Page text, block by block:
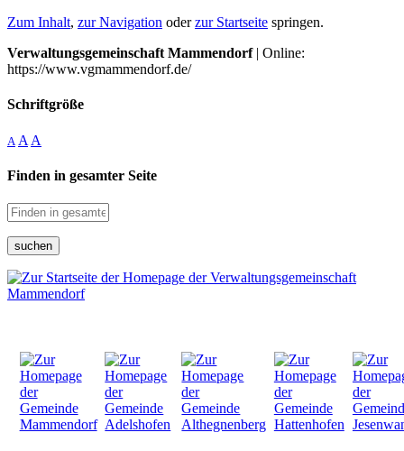
Zum Inhalt, zur Navigation oderzur Startseite springen.
Verwaltungsgemeinschaft Mammendorf| Online:
https://www.vgmammendorf.de/
Schriftgröße
A A A
Finden in gesamter Seite
suchen